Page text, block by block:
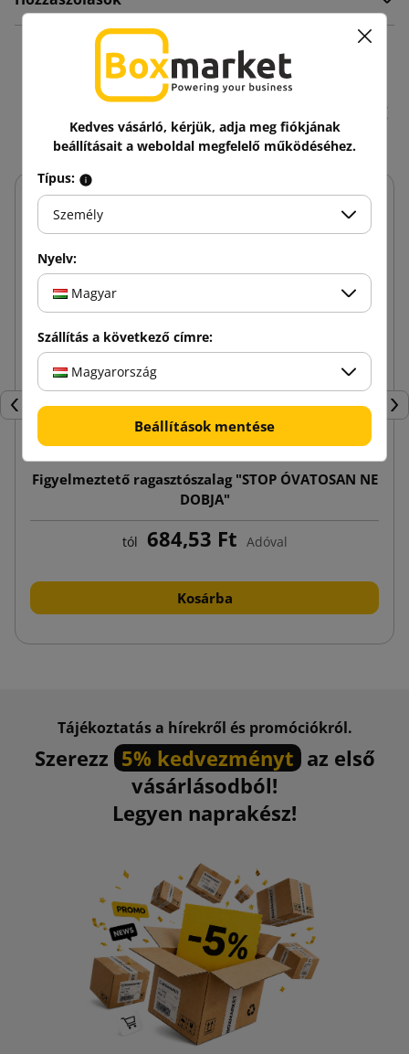
16 hasonló termékek
ugyanazon kategóriában:
Előző
Figyelmeztető ragasztószalag "STOP ÓVATOSAN NE
DOBJA"
tól 684,53 Ft Adóval
Kosárba
Tájékoztatás a hírekről és promóciókról.
Szerezz 5% kedvezményt az első
vásárlásodból!
Legyen naprakész!
Kedves vásárló, kérjük, adja meg fiókjának
beállításait a weboldal megfelelő működéséhez.
Típus:
Személy
Nyelv:
Magyar
Szállítás a következő címre:
Magyarország
Beállítások mentése